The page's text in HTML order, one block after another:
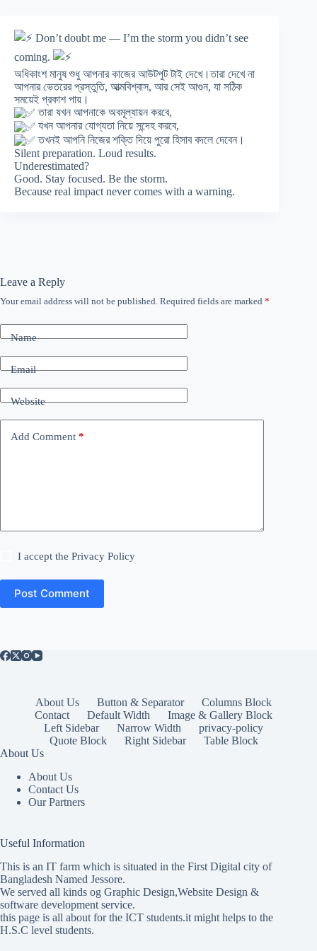
Don’t doubt me — I’m the storm you didn’t see
coming.
অধিকাংশ মানুষ শুধু আপনার কাজের আউটপুট টাই দেখে।তারা দেখে না
আপনার ভেতরের প্রস্তুতি, আত্মবিশ্বাস, আর সেই আগুন, যা সঠিক
সময়েই প্রকাশ পায়।
তারা যখন আপনাকে অবমূল্যায়ন করবে,
যখন আপনার যোগ্যতা নিয়ে সন্দেহ করবে,
তখনই আপনি নিজের শক্তি দিয়ে পুরো হিসাব বদলে দেবেন।
Silent preparation. Loud results.
Underestimated?
Good. Stay focused. Be the storm.
Because real impact never comes with a warning.
Leave a Reply
Your email address will not be published. Required fields are marked *
Name
Email
Website
Add Comment *
I accept thePrivacy Policy
Post Comment
About Us Button & Separator
Columns Block
Contact
Default Width
Image & Gallery Block
Left Sidebar
Narrow Width
privacy-policy
Quote Block
Right Sidebar
Table Block
About Us
About Us
Contact Us
Our Partners
Useful Information
This is an IT farm which is situated in the First Digital city of
Bangladesh Named Jessore.
We served all kinds og Graphic Design,Website Design &
software development service.
this page is all about for the ICT students.it might helps to the
H.S.C level students.